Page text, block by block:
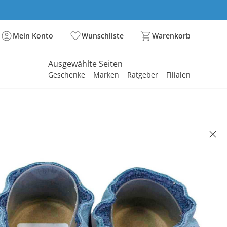
Mein Konto Wunschliste Warenkorb
Ausgewählte Seiten
Geschenke Marken Ratgeber Filialen
€
und zzgl.Versandkosten
Basis°Punkte sammeln